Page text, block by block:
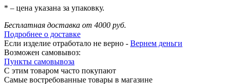
* – цена указана за упаковку.
Бесплатная доставка от 4000 руб.
Подробнее о доставке
Если изделие отработало не верно - Вернем деньги
Возможен самовывоз:
Пункты самовывоза
С этим товаром часто покупают
Самые востребованные товары в магазине